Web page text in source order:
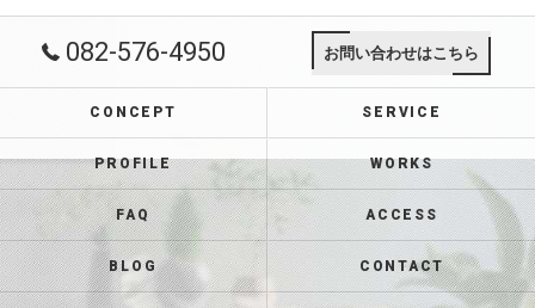
082-576-4950 お問い合わせはこちら
CONCEPT SERVICE
PROFILE WORKS
FAQ ACCESS
BLOG CONTACT